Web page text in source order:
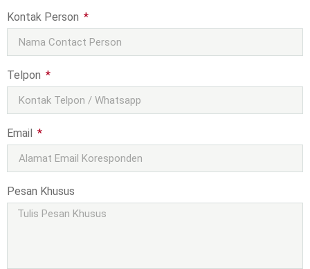
Kontak Person
Telpon
Email
Pesan Khusus